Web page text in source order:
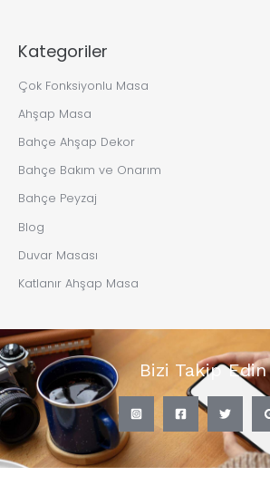
Kategoriler
Çok Fonksiyonlu Masa
Ahşap Masa
Bahçe Ahşap Dekor
Bahçe Bakım ve Onarım
Bahçe Peyzaj
Blog
Duvar Masası
Katlanır Ahşap Masa
Bizi Takip Edin